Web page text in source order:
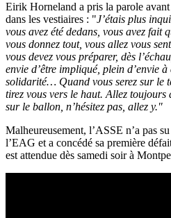
Eirik Horneland a pris la parole
dans les vestiaires : "J’étais plus
vous avez été dedans, vous avez fait
vous donnez tout, vous allez vous
vous devez vous préparer, dès
envie d’être impliqué, plein d’envie
solidarité… Quand vous serez sur le
tirez vous vers le haut. Allez toujours
sur le ballon, n’hésitez pas, allez y."
Malheureusement, l’ASSE n’a pas
l’EAG et a concédé sa première
est attendue dès samedi soir à